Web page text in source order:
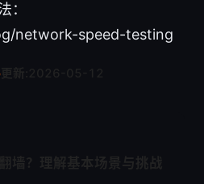
：
network-speed-testing
更新: